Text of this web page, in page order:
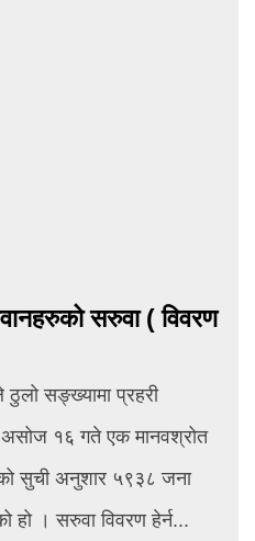
सरुवा ( विवरण
ठुलो सङ्ख्यामा प्रहरी
१६ गते एक मानवश्रोत
सुची अनुशार ५९३८ जना
हो । सरुवा विवरण हेर्न...